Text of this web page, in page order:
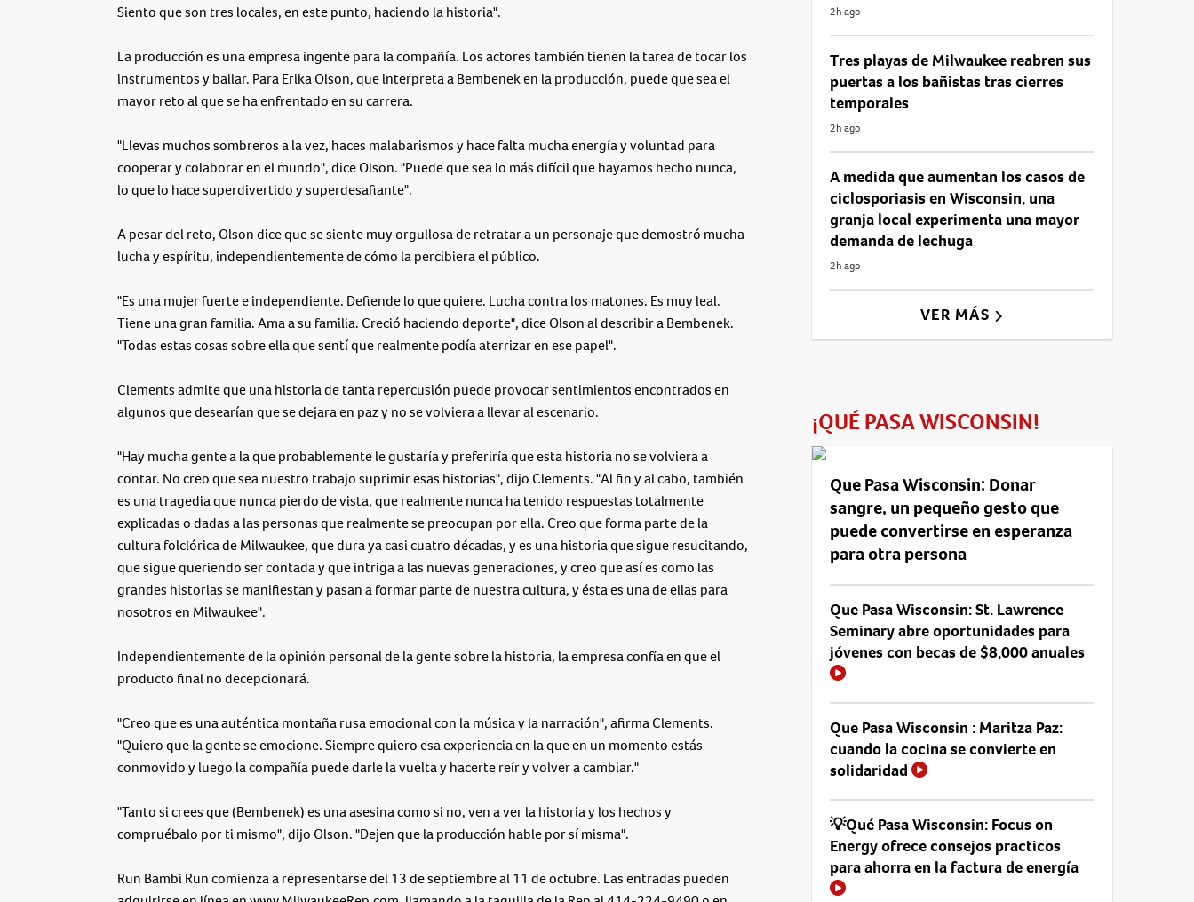
Siento que son tres locales, en este punto, haciendo la historia".
La producción es una empresa ingente para la compañía. Los actores también tienen la tarea de tocar los
instrumentos y bailar. Para Erika Olson, que interpreta a Bembenek en la producción, puede que sea el
mayor reto al que se ha enfrentado en su carrera.
"Llevas muchos sombreros a la vez, haces malabarismos y hace falta mucha energía y voluntad para
cooperar y colaborar en el mundo", dice Olson. "Puede que sea lo más difícil que hayamos hecho nunca,
lo que lo hace superdivertido y superdesafiante".
A pesar del reto, Olson dice que se siente muy orgullosa de retratar a un personaje que demostró mucha
lucha y espíritu, independientemente de cómo la percibiera el público.
"Es una mujer fuerte e independiente. Defiende lo que quiere. Lucha contra los matones. Es muy leal.
Tiene una gran familia. Ama a su familia. Creció haciendo deporte", dice Olson al describir a Bembenek.
"Todas estas cosas sobre ella que sentí que realmente podía aterrizar en ese papel".
Clements admite que una historia de tanta repercusión puede provocar sentimientos encontrados en
algunos que desearían que se dejara en paz y no se volviera a llevar al escenario.
"Hay mucha gente a la que probablemente le gustaría y preferiría que esta historia no se volviera a
contar. No creo que sea nuestro trabajo suprimir esas historias", dijo Clements. "Al fin y al cabo, también
es una tragedia que nunca pierdo de vista, que realmente nunca ha tenido respuestas totalmente
explicadas o dadas a las personas que realmente se preocupan por ella. Creo que forma parte de la
cultura folclórica de Milwaukee, que dura ya casi cuatro décadas, y es una historia que sigue resucitando,
que sigue queriendo ser contada y que intriga a las nuevas generaciones, y creo que así es como las
grandes historias se manifiestan y pasan a formar parte de nuestra cultura, y ésta es una de ellas para
nosotros en Milwaukee".
Independientemente de la opinión personal de la gente sobre la historia, la empresa confía en que el
producto final no decepcionará.
"Creo que es una auténtica montaña rusa emocional con la música y la narración", afirma Clements.
"Quiero que la gente se emocione. Siempre quiero esa experiencia en la que en un momento estás
conmovido y luego la compañía puede darle la vuelta y hacerte reír y volver a cambiar."
"Tanto si crees que (Bembenek) es una asesina como si no, ven a ver la historia y los hechos y
compruébalo por ti mismo", dijo Olson. "Dejen que la producción hable por sí misma".
Run Bambi Run comienza a representarse del 13 de septiembre al 11 de octubre. Las entradas pueden
2h ago
Tres playas de Milwaukee reabren sus
puertas a los bañistas tras cierres
temporales
2h ago
A medida que aumentan los casos de
ciclosporiasis en Wisconsin, una
granja local experimenta una mayor
demanda de lechuga
2h ago
VER MÁS
¡QUÉ PASA WISCONSIN!
Que Pasa Wisconsin: Donar
sangre, un pequeño gesto que
puede convertirse en esperanza
para otra persona
Que Pasa Wisconsin: St. Lawrence
Seminary abre oportunidades para
jóvenes con becas de $8,000 anuales
Que Pasa Wisconsin : Maritza Paz:
cuando la cocina se convierte en
solidaridad
💡Qué Pasa Wisconsin: Focus on
Energy ofrece consejos practicos
para ahorra en la factura de energía